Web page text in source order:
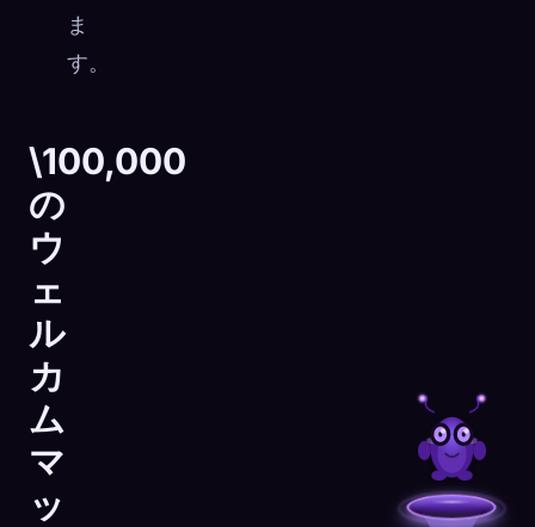
ま
す。
\100,000
の
ウ
ェ
ル
カ
ム
マ
ッ